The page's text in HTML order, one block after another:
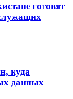
готовят
куда
данных